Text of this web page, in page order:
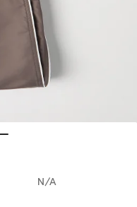
N/A